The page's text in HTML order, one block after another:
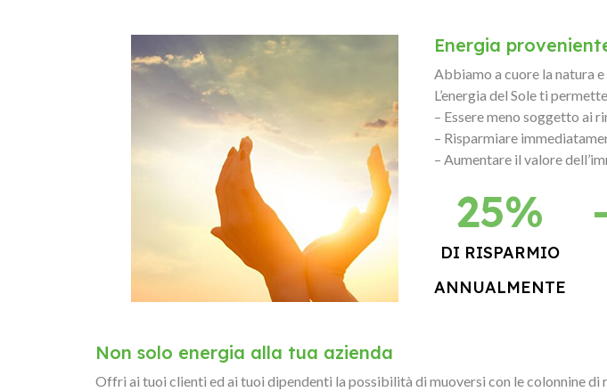
Energia
Abbiamo a cuore la natura
L’energia del Sole ti
– Essere meno soggetto ai
– Risparmiare
– Aumentare il valore
25%
DI RISPARMIO
ANNUALMENTE
Non solo energia alla tua azienda
Offri ai tuoi clienti ed ai tuoi dipendenti la possibilità di muoversi con le colonnine di